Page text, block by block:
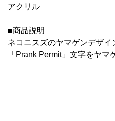
アクリル
■商品説明
ネコニスズのヤマゲンデザイ
「Prank Permit」文字をヤマ